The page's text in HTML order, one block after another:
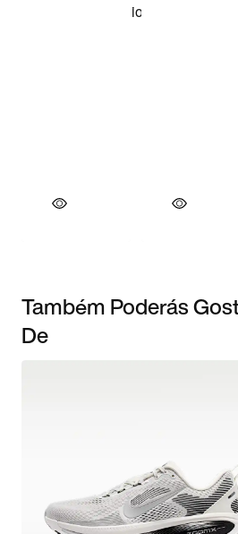
Também Poderás
De